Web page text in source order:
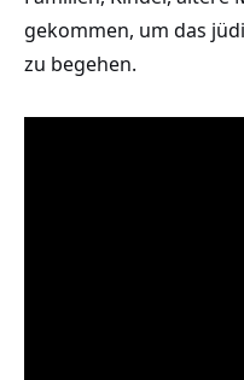
gekommen, um das
zu begehen.